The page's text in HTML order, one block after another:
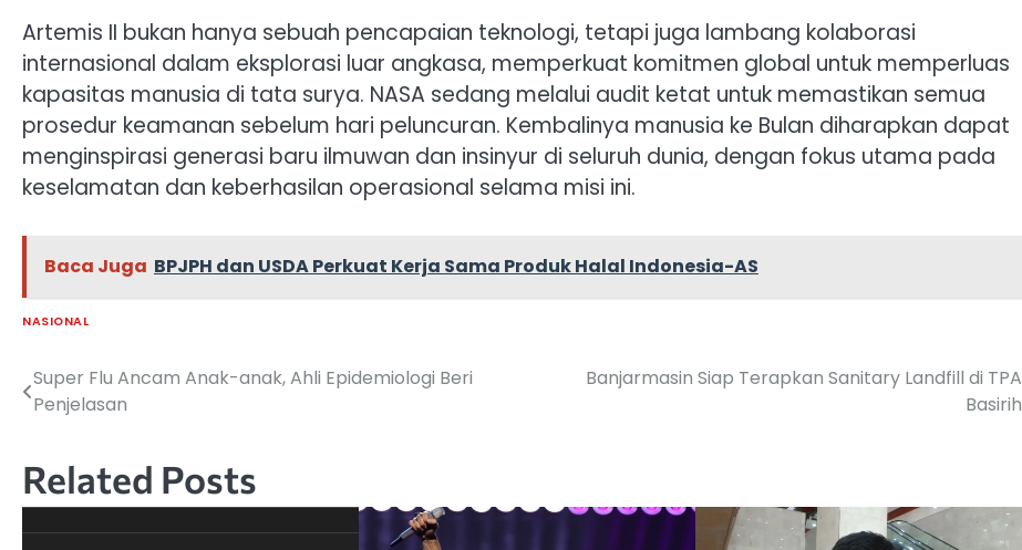
Artemis II bukan hanya sebuah pencapaian teknologi, tetapi juga lambang kolaborasi
internasional dalam eksplorasi luar angkasa, memperkuat komitmen global untuk memperluas
kapasitas manusia di tata surya. NASA sedang melalui audit ketat untuk memastikan semua
prosedur keamanan sebelum hari peluncuran. Kembalinya manusia ke Bulan diharapkan dapat
menginspirasi generasi baru ilmuwan dan insinyur di seluruh dunia, dengan fokus utama pada
keselamatan dan keberhasilan operasional selama misi ini.
Baca Juga BPJPH dan USDA Perkuat Kerja Sama Produk Halal Indonesia-AS
NASIONAL
Navigasi
Super Flu Ancam Anak-anak, Ahli Epidemiologi Beri
Penjelasan
Banjarmasin Siap Terapkan Sanitary Landfill di TPA
Basirih
Related Posts